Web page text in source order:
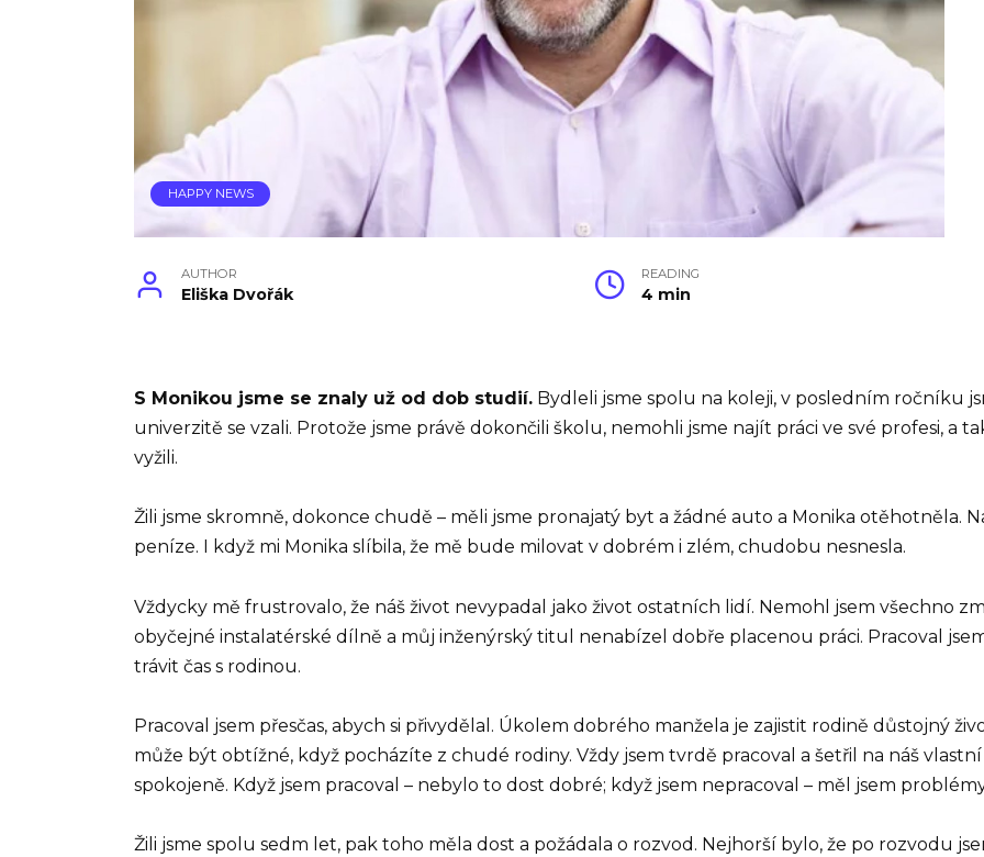
HAPPY NEWS
AUTHOR
Eliška Dvořák
READING
4 min
S Monikou jsme se znaly už od dob studií. Bydleli jsme spolu na koleji, v posledním ročníku
univerzitě se vzali. Protože jsme právě dokončili školu, nemohli jsme najít práci ve své profesi, a
vyžili.
Žili jsme skromně, dokonce chudě – měli jsme pronajatý byt a žádné auto a Monika otěhotněla.
peníze. I když mi Monika slíbila, že mě bude milovat v dobrém i zlém, chudobu nesnesla.
Vždycky mě frustrovalo, že náš život nevypadal jako život ostatních lidí. Nemohl jsem všechno
obyčejné instalatérské dílně a můj inženýrský titul nenabízel dobře placenou práci. Pracoval
trávit čas s rodinou.
Pracoval jsem přesčas, abych si přivydělal. Úkolem dobrého manžela je zajistit rodině důstojný
může být obtížné, když pocházíte z chudé rodiny. Vždy jsem tvrdě pracoval a šetřil na náš
spokojeně. Když jsem pracoval – nebylo to dost dobré; když jsem nepracoval – měl jsem
Žili jsme spolu sedm let, pak toho měla dost a požádala o rozvod. Nejhorší bylo, že po rozvodu